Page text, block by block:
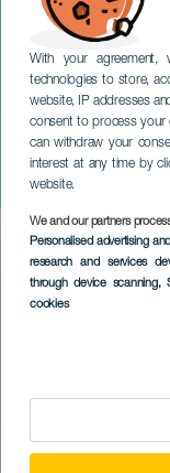
With your
technologies to store,
website, IP addresses
consent to process your
can withdraw your
interest at any time by
website.
We and our partners
Personalised advertising
research and services
through device scanning,
cookies
TENERIFE
Imagen
Listado